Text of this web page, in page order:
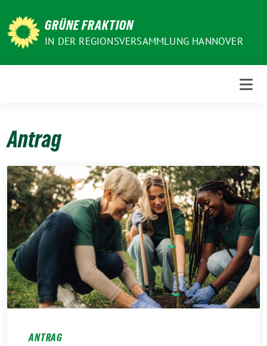
zum
Inhalt
GRÜNE FRAKTION
IN DER REGIONSVERSAMMLUNG HANNOVER
Antrag
ANTRAG